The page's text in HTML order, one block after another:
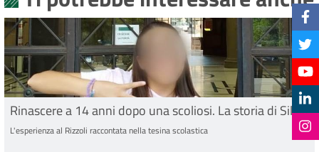
Rinascere a 14 anni dopo una scoliosi. La storia di Silvia
L'esperienza al Rizzoli raccontata nella tesina scolastica